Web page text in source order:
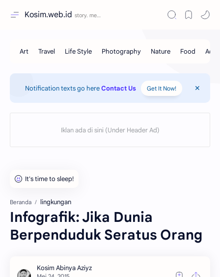
Kosim.web.id
Notification texts go hereContact Us Get It Now!
Beranda lingkungan
Infografik: Jika Dunia
Berpenduduk Seratus Orang